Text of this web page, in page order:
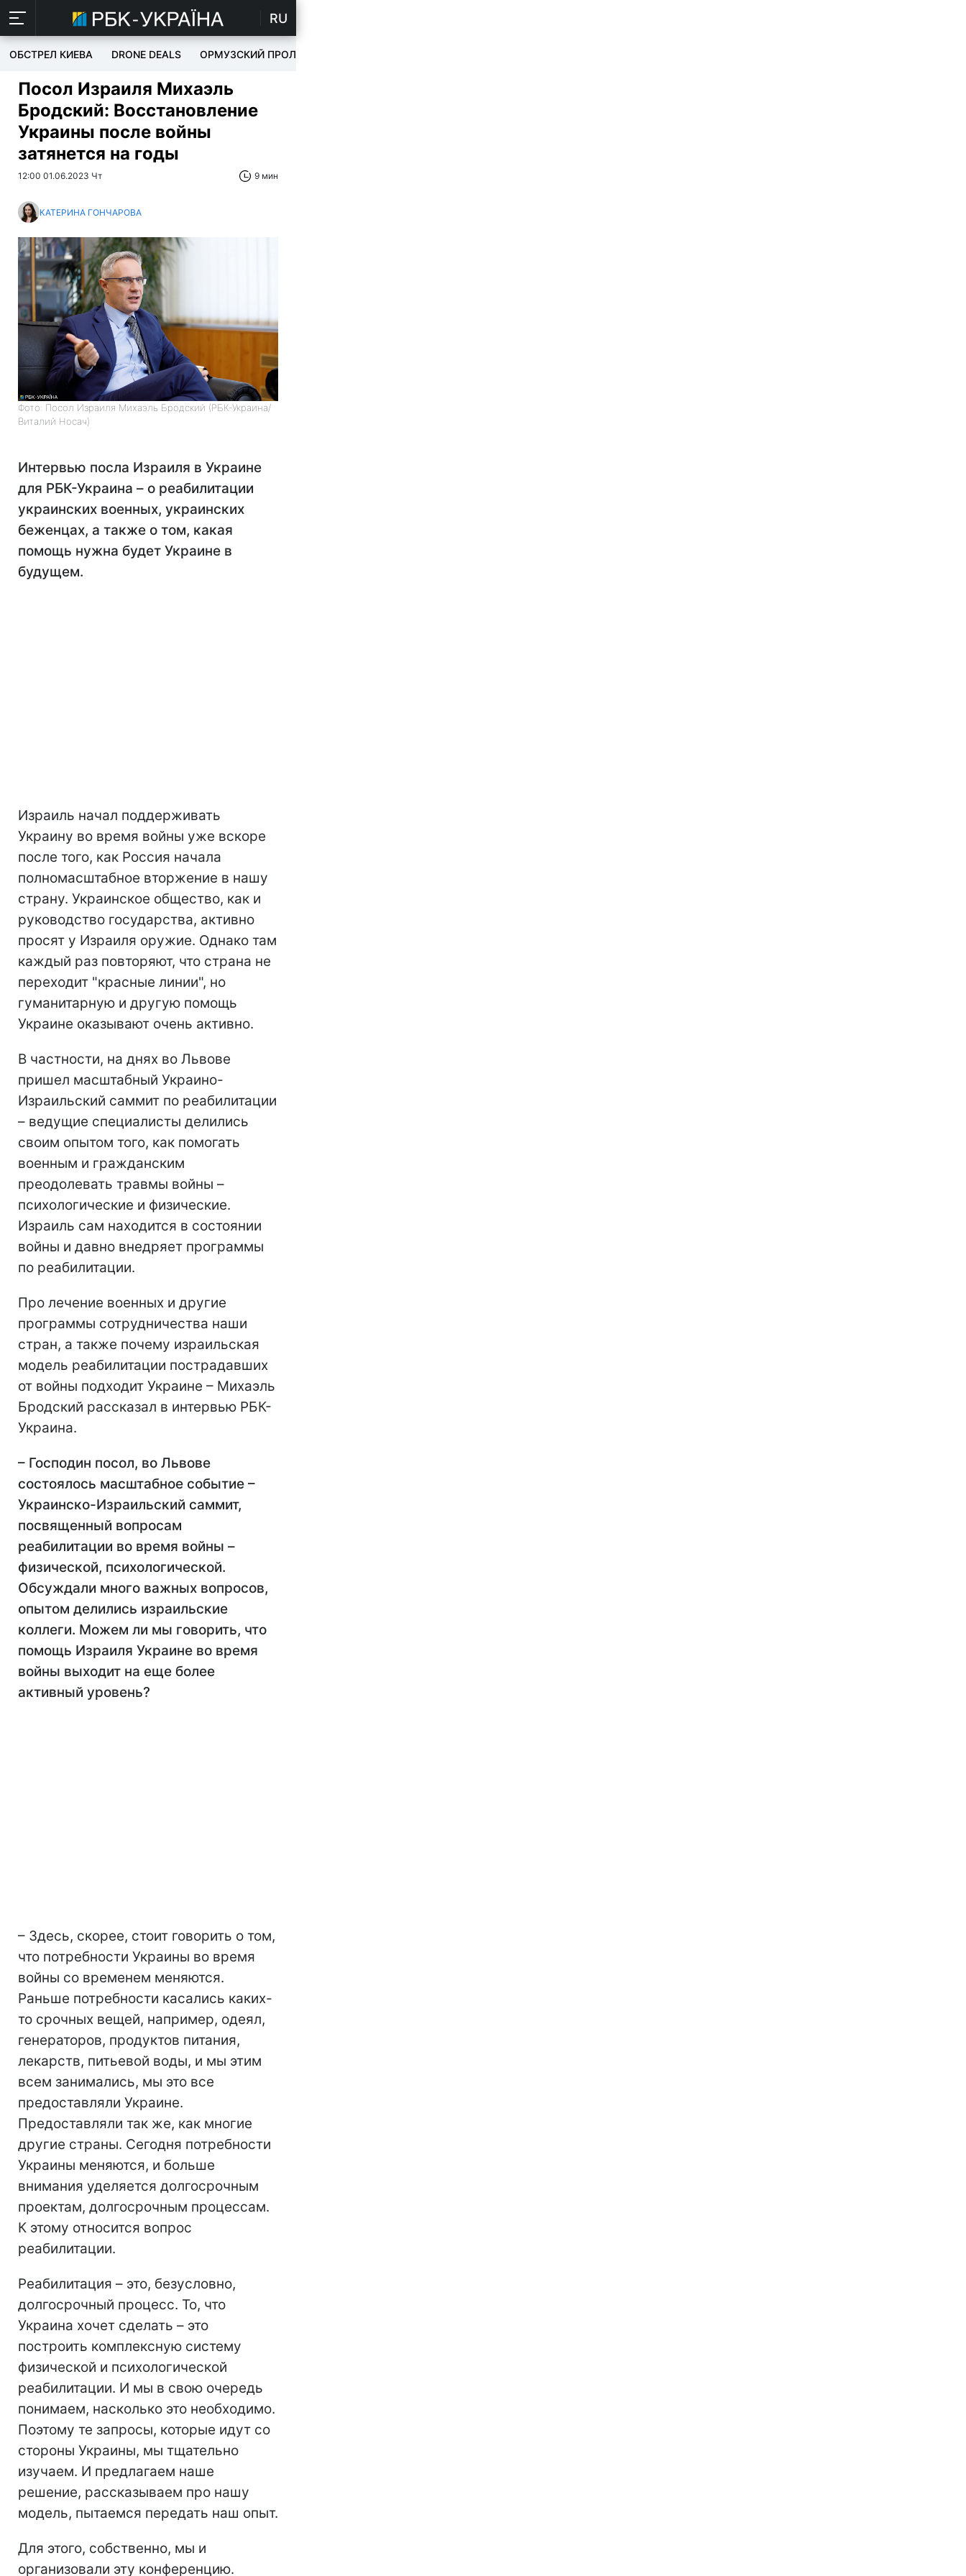
RU
ОБСТРЕЛ КИЕВА DRONE DEALS ОРМУЗСКИЙ ПРОЛИВ
Посол Израиля Михаэль
Бродский: Восстановление
Украины после войны
затянется на годы
12:00 01.06.2023 Чт 9 мин
КАТЕРИНА ГОНЧАРОВА
Фото: Посол Израиля Михаэль Бродский (РБК-Украина/
Виталий Носач)
Интервью посла Израиля в Украине
для РБК-Украина – о реабилитации
украинских военных, украинских
беженцах, а также о том, какая
помощь нужна будет Украине в
будущем.
Израиль начал поддерживать
Украину во время войны уже вскоре
после того, как Россия начала
полномасштабное вторжение в нашу
страну. Украинское общество, как и
руководство государства, активно
просят у Израиля оружие. Однако там
каждый раз повторяют, что страна не
переходит "красные линии", но
гуманитарную и другую помощь
Украине оказывают очень активно.
В частности, на днях во Львове
пришел масштабный Украино-
Израильский саммит по реабилитации
– ведущие специалисты делились
своим опытом того, как помогать
военным и гражданским
преодолевать травмы войны –
психологические и физические.
Израиль сам находится в состоянии
войны и давно внедряет программы
по реабилитации.
Про лечение военных и другие
программы сотрудничества наши
стран, а также почему израильская
модель реабилитации пострадавших
от войны подходит Украине – Михаэль
Бродский рассказал в интервью РБК-
Украина.
– Господин посол, во Львове
состоялось масштабное событие –
Украинско-Израильский саммит,
посвященный вопросам
реабилитации во время войны –
физической, психологической.
Обсуждали много важных вопросов,
опытом делились израильские
коллеги. Можем ли мы говорить, что
помощь Израиля Украине во время
войны выходит на еще более
активный уровень?
– Здесь, скорее, стоит говорить о том,
что потребности Украины во время
войны со временем меняются.
Раньше потребности касались каких-
то срочных вещей, например, одеял,
генераторов, продуктов питания,
лекарств, питьевой воды, и мы этим
всем занимались, мы это все
предоставляли Украине.
Предоставляли так же, как многие
другие страны. Сегодня потребности
Украины меняются, и больше
внимания уделяется долгосрочным
проектам, долгосрочным процессам.
К этому относится вопрос
реабилитации.
Реабилитация – это, безусловно,
долгосрочный процесс. То, что
Украина хочет сделать – это
построить комплексную систему
физической и психологической
реабилитации. И мы в свою очередь
понимаем, насколько это необходимо.
Поэтому те запросы, которые идут со
стороны Украины, мы тщательно
изучаем. И предлагаем наше
решение, рассказываем про нашу
модель, пытаемся передать наш опыт.
Для этого, собственно, мы и
организовали эту конференцию.